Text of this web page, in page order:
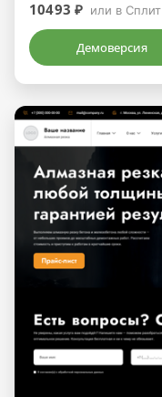
10493 ₽ или в Сплит
Демоверсия